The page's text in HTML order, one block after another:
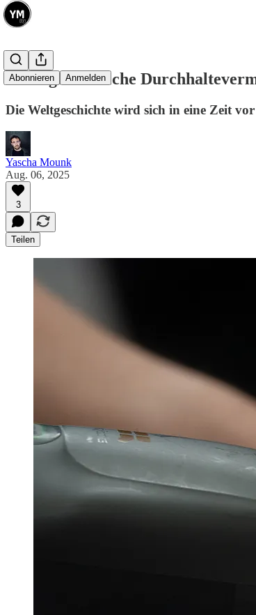
Abonnieren Anmelden
Das eigentümliche
Die Weltgeschichte wird sich in eine Zeit
Yascha Mounk
Aug. 06, 2025
3
Teilen